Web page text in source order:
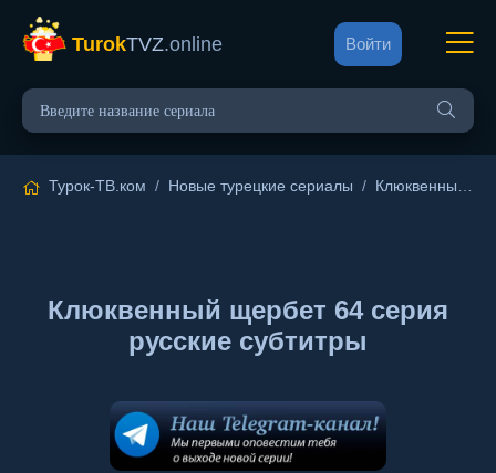
TurokTVZ.online Войти
Турок-ТВ.ком / Новые турецкие сериалы / Клюквенный щербет
Клюквенный щербет 64 серия
русские субтитры